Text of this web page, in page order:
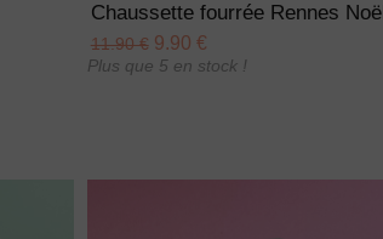
Chaussette fourrée Rennes Noël
11.90 €9.90 €
Plus que 5 en stock !